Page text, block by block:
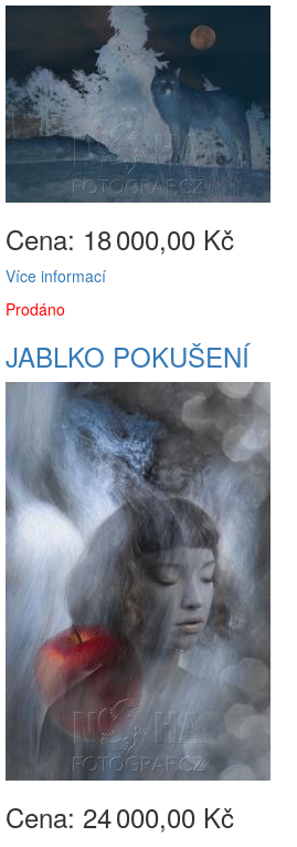
Cena: 18000,00 Kč
Více informací
Prodáno
JABLKO POKUŠENÍ
Cena: 24000,00 Kč